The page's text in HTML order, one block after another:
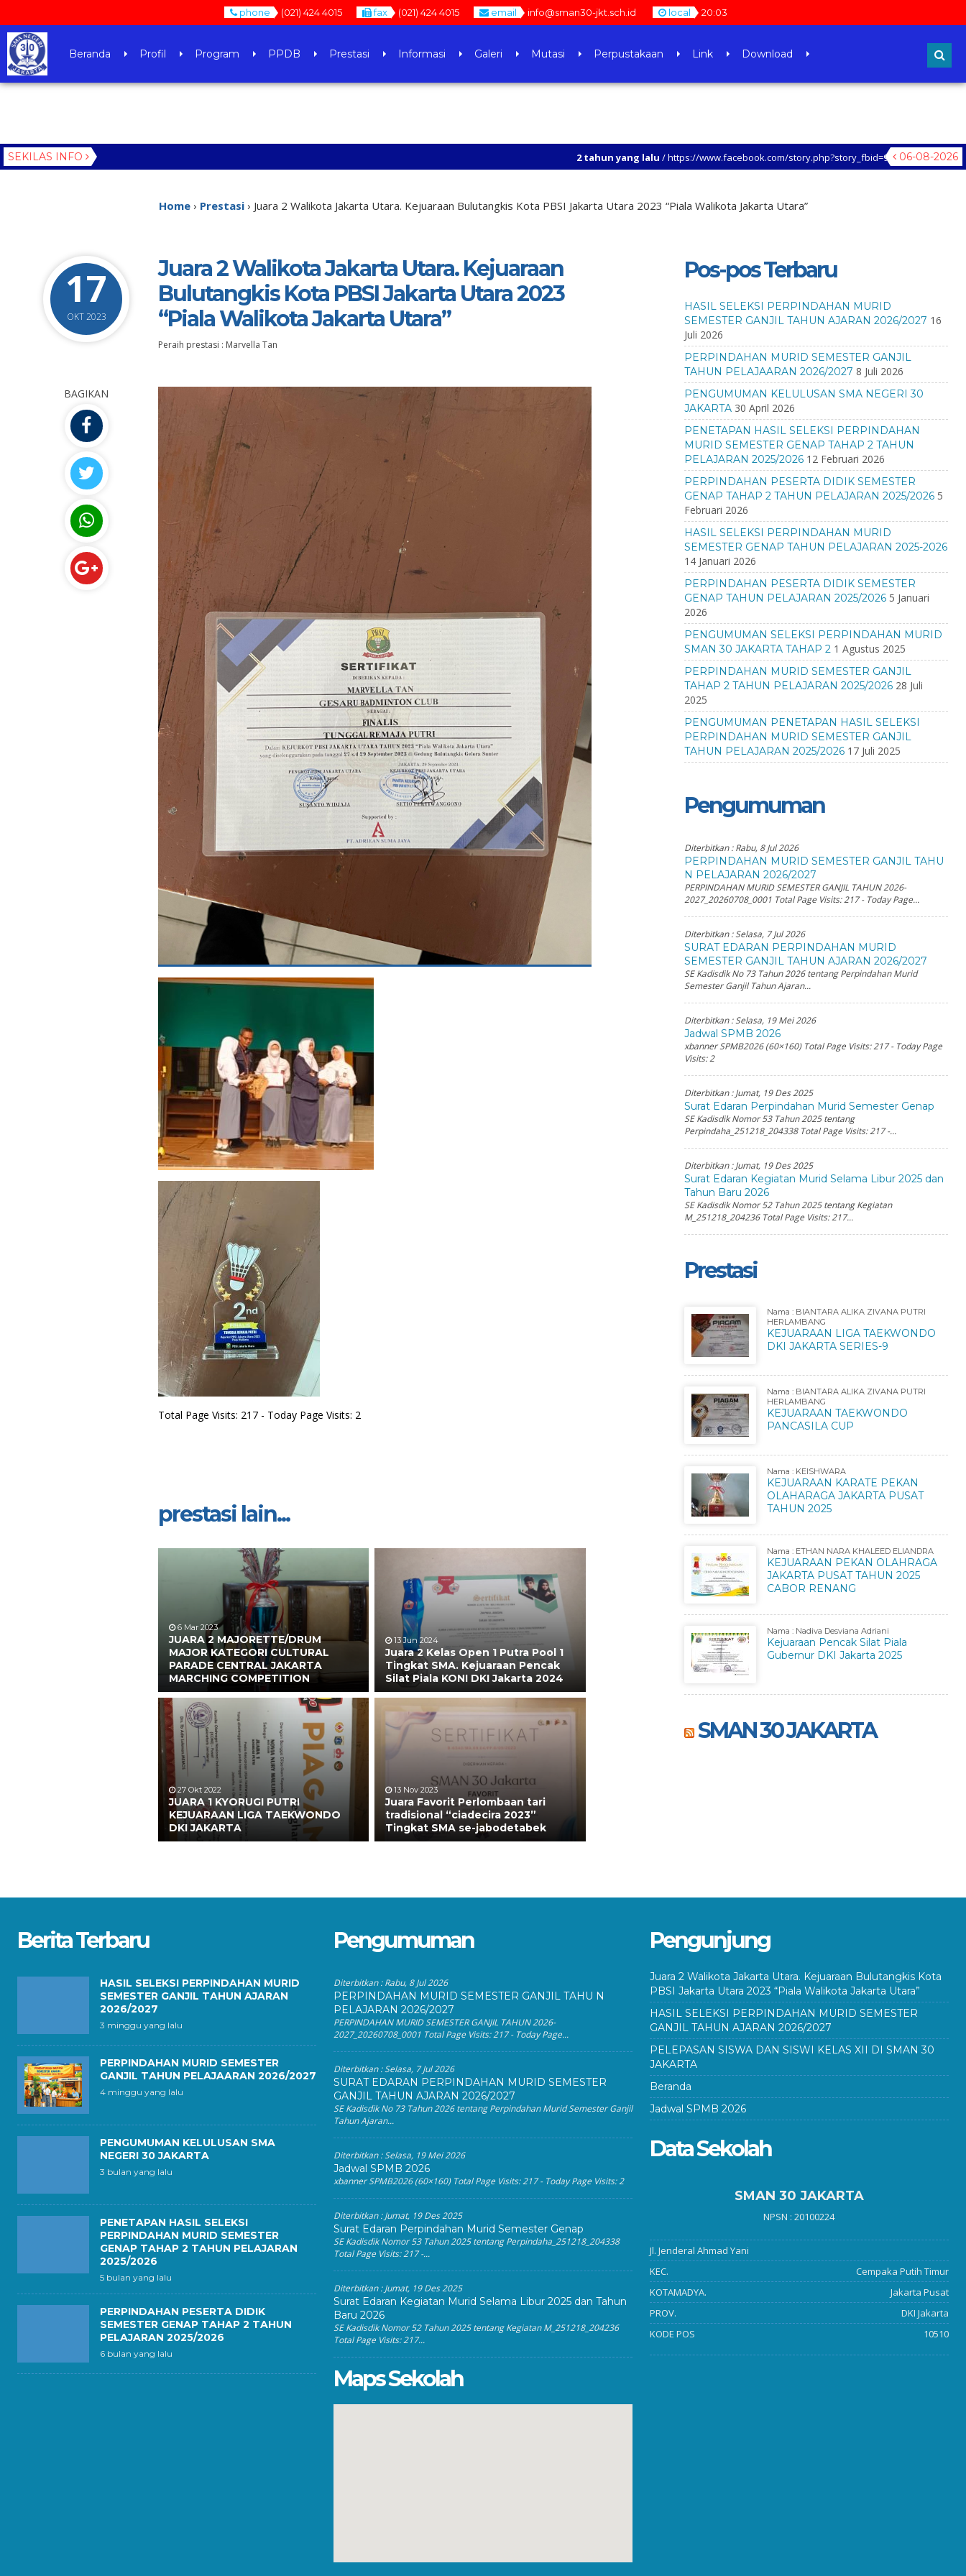
phone (021) 424 4015 fax (021) 424 4015 email info@sman30-jkt.sch.id local 20:03
Beranda Profil Program PPDB Prestasi Informasi Galeri Mutasi Perpustakaan Link Download
SEKILAS INFO 06-08-2026
2 tahun yang lalu/ https://www.facebook.com/
Home› Prestasi› Juara 2 Walikota Jakarta Utara. Kejuaraan Bulutangkis Kota PBSI Jakarta Utara 2023 “Piala Walikota Jakarta Utara”
17
OKT 2023
Juara 2 Walikota Jakarta Utara. Kejuaraan
Bulutangkis Kota PBSI Jakarta Utara 2023
“Piala Walikota Jakarta Utara”
Peraih prestasi : Marvella Tan
BAGIKAN
Total Page Visits: 217 - Today Page Visits: 2
prestasi lain...
6 Mar 2023
JUARA 2 MAJORETTE/DRUM
MAJOR KATEGORI CULTURAL
PARADE CENTRAL JAKARTA
MARCHING COMPETITION
13 Jun 2024
Juara 2 Kelas Open 1 Putra Pool 1
Tingkat SMA. Kejuaraan Pencak
Silat Piala KONI DKI Jakarta 2024
27 Okt 2022
JUARA 1 KYORUGI PUTRI
KEJUARAAN LIGA TAEKWONDO
DKI JAKARTA
13 Nov 2023
Juara Favorit Perlombaan tari
tradisional “ciadecira 2023”
Tingkat SMA se-jabodetabek
Pos-pos Terbaru
HASIL SELEKSI PERPINDAHAN MURID
SEMESTER GANJIL TAHUN AJARAN 2026/2027 16
Juli 2026
PERPINDAHAN MURID SEMESTER GANJIL
TAHUN PELAJAARAN 2026/2027 8 Juli 2026
PENGUMUMAN KELULUSAN SMA NEGERI 30
JAKARTA 30 April 2026
PENETAPAN HASIL SELEKSI PERPINDAHAN
MURID SEMESTER GENAP TAHAP 2 TAHUN
PELAJARAN 2025/2026 12 Februari 2026
PERPINDAHAN PESERTA DIDIK SEMESTER
GENAP TAHAP 2 TAHUN PELAJARAN 2025/2026 5
Februari 2026
HASIL SELEKSI PERPINDAHAN MURID
SEMESTER GENAP TAHUN PELAJARAN 2025-2026
14 Januari 2026
PERPINDAHAN PESERTA DIDIK SEMESTER
GENAP TAHUN PELAJARAN 2025/2026 5 Januari
2026
PENGUMUMAN SELEKSI PERPINDAHAN MURID
SMAN 30 JAKARTA TAHAP 2 1 Agustus 2025
PERPINDAHAN MURID SEMESTER GANJIL
TAHAP 2 TAHUN PELAJARAN 2025/2026 28 Juli
2025
PENGUMUMAN PENETAPAN HASIL SELEKSI
PERPINDAHAN MURID SEMESTER GANJIL
TAHUN PELAJARAN 2025/2026 17 Juli 2025
Pengumuman
Diterbitkan :Rabu, 8 Jul 2026
PERPINDAHAN MURID SEMESTER GANJIL TAHU
N PELAJARAN 2026/2027
PERPINDAHAN MURID SEMESTER GANJIL TAHUN 2026-
2027_20260708_0001 Total Page Visits: 217 - Today Page...
Diterbitkan :Selasa, 7 Jul 2026
SURAT EDARAN PERPINDAHAN MURID
SEMESTER GANJIL TAHUN AJARAN 2026/2027
SE Kadisdik No 73 Tahun 2026 tentang Perpindahan Murid
Semester Ganjil Tahun Ajaran...
Diterbitkan :Selasa, 19 Mei 2026
Jadwal SPMB 2026
xbanner SPMB2026 (60×160) Total Page Visits: 217 - Today Page
Visits: 2
Diterbitkan :Jumat, 19 Des 2025
Surat Edaran Perpindahan Murid Semester Genap
SE Kadisdik Nomor 53 Tahun 2025 tentang
Perpindaha_251218_204338 Total Page Visits: 217 -...
Diterbitkan :Jumat, 19 Des 2025
Surat Edaran Kegiatan Murid Selama Libur 2025 dan
Tahun Baru 2026
SE Kadisdik Nomor 52 Tahun 2025 tentang Kegiatan
M_251218_204236 Total Page Visits: 217...
Prestasi
Nama : BIANTARA ALIKA ZIVANA PUTRI
HERLAMBANG
KEJUARAAN LIGA TAEKWONDO
DKI JAKARTA SERIES-9
Nama : BIANTARA ALIKA ZIVANA PUTRI
HERLAMBANG
KEJUARAAN TAEKWONDO
PANCASILA CUP
Nama : KEISHWARA
KEJUARAAN KARATE PEKAN
OLAHARAGA JAKARTA PUSAT
TAHUN 2025
Nama : ETHAN NARA KHALEED ELIANDRA
KEJUARAAN PEKAN OLAHRAGA
JAKARTA PUSAT TAHUN 2025
CABOR RENANG
Nama : Nadiva Desviana Adriani
Kejuaraan Pencak Silat Piala
Gubernur DKI Jakarta 2025
SMAN 30 JAKARTA
Berita Terbaru
HASIL SELEKSI PERPINDAHAN MURID
SEMESTER GANJIL TAHUN AJARAN
2026/2027
3 minggu yang lalu
PERPINDAHAN MURID SEMESTER
GANJIL TAHUN PELAJAARAN 2026/2027
4 minggu yang lalu
PENGUMUMAN KELULUSAN SMA
NEGERI 30 JAKARTA
3 bulan yang lalu
PENETAPAN HASIL SELEKSI
PERPINDAHAN MURID SEMESTER
GENAP TAHAP 2 TAHUN PELAJARAN
2025/2026
5 bulan yang lalu
PERPINDAHAN PESERTA DIDIK
SEMESTER GENAP TAHAP 2 TAHUN
PELAJARAN 2025/2026
6 bulan yang lalu
Pengumuman
Diterbitkan :Rabu, 8 Jul 2026
PERPINDAHAN MURID SEMESTER GANJIL TAHU N
PELAJARAN 2026/2027
PERPINDAHAN MURID SEMESTER GANJIL TAHUN 2026-
2027_20260708_0001 Total Page Visits: 217 - Today Page...
Diterbitkan :Selasa, 7 Jul 2026
SURAT EDARAN PERPINDAHAN MURID SEMESTER
GANJIL TAHUN AJARAN 2026/2027
SE Kadisdik No 73 Tahun 2026 tentang Perpindahan Murid Semester Ganjil
Tahun Ajaran...
Diterbitkan :Selasa, 19 Mei 2026
Jadwal SPMB 2026
xbanner SPMB2026 (60×160) Total Page Visits: 217 - Today Page Visits: 2
Diterbitkan :Jumat, 19 Des 2025
Surat Edaran Perpindahan Murid Semester Genap
SE Kadisdik Nomor 53 Tahun 2025 tentang Perpindaha_251218_204338
Total Page Visits: 217 -...
Diterbitkan :Jumat, 19 Des 2025
Surat Edaran Kegiatan Murid Selama Libur 2025 dan Tahun
Baru 2026
SE Kadisdik Nomor 52 Tahun 2025 tentang Kegiatan M_251218_204236
Total Page Visits: 217...
Maps Sekolah
Pengunjung
Juara 2 Walikota Jakarta Utara. Kejuaraan Bulutangkis Kota
PBSI Jakarta Utara 2023 “Piala Walikota Jakarta Utara”
HASIL SELEKSI PERPINDAHAN MURID SEMESTER
GANJIL TAHUN AJARAN 2026/2027
PELEPASAN SISWA DAN SISWI KELAS XII DI SMAN 30
JAKARTA
Beranda
Jadwal SPMB 2026
Data Sekolah
SMAN 30 JAKARTA
NPSN : 20100224
Jl. Jenderal Ahmad Yani
KEC.
Cempaka Putih Timur
KOTAMADYA.
Jakarta Pusat
PROV.
DKI Jakarta
KODE POS
10510